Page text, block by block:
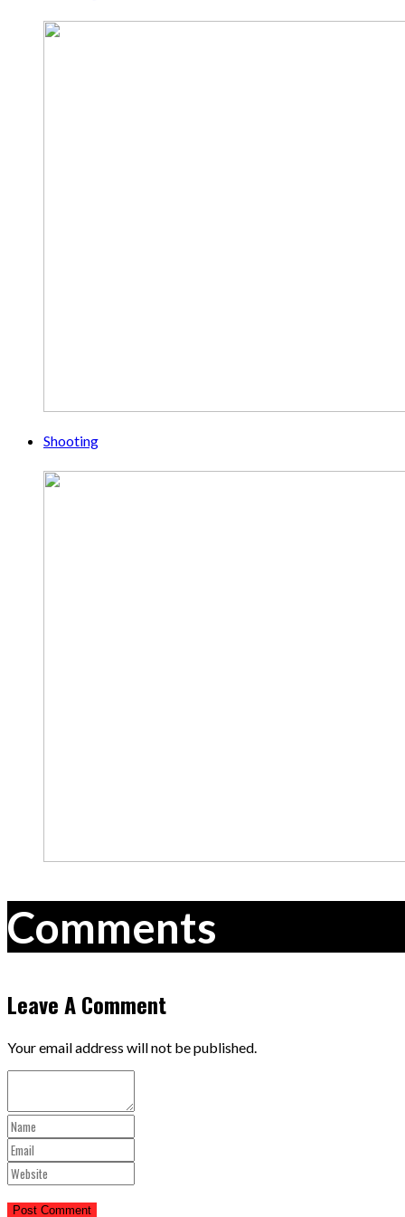
Shooting
Comments
Leave A Comment
Your email address will not be published.